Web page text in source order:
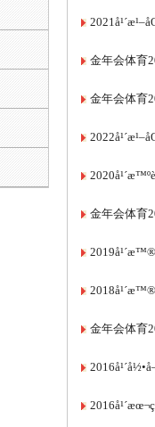
金年会体育
金年会体育
金年会体育
金年会体育